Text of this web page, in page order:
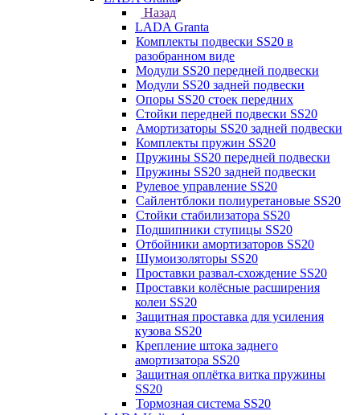
Назад
LADA Granta
Комплекты подвески SS20 в
разобранном виде
Модули SS20 передней подвески
Модули SS20 задней подвески
Опоры SS20 стоек передних
Стойки передней подвески SS20
Амортизаторы SS20 задней подвески
Комплекты пружин SS20
Пружины SS20 передней подвески
Пружины SS20 задней подвески
Рулевое управление SS20
Сайлентблоки полиуретановые SS20
Стойки стабилизатора SS20
Подшипники ступицы SS20
Отбойники амортизаторов SS20
Шумоизоляторы SS20
Проставки развал-схождение SS20
Проставки колёсные расширения
колеи SS20
Защитная проставка для усиления
кузова SS20
Крепление штока заднего
амортизатора SS20
Защитная оплётка витка пружины
SS20
Тормозная система SS20